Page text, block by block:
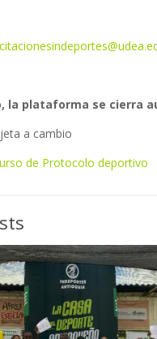
la plataforma se cierra
a cambio
de Protocolo deportivo